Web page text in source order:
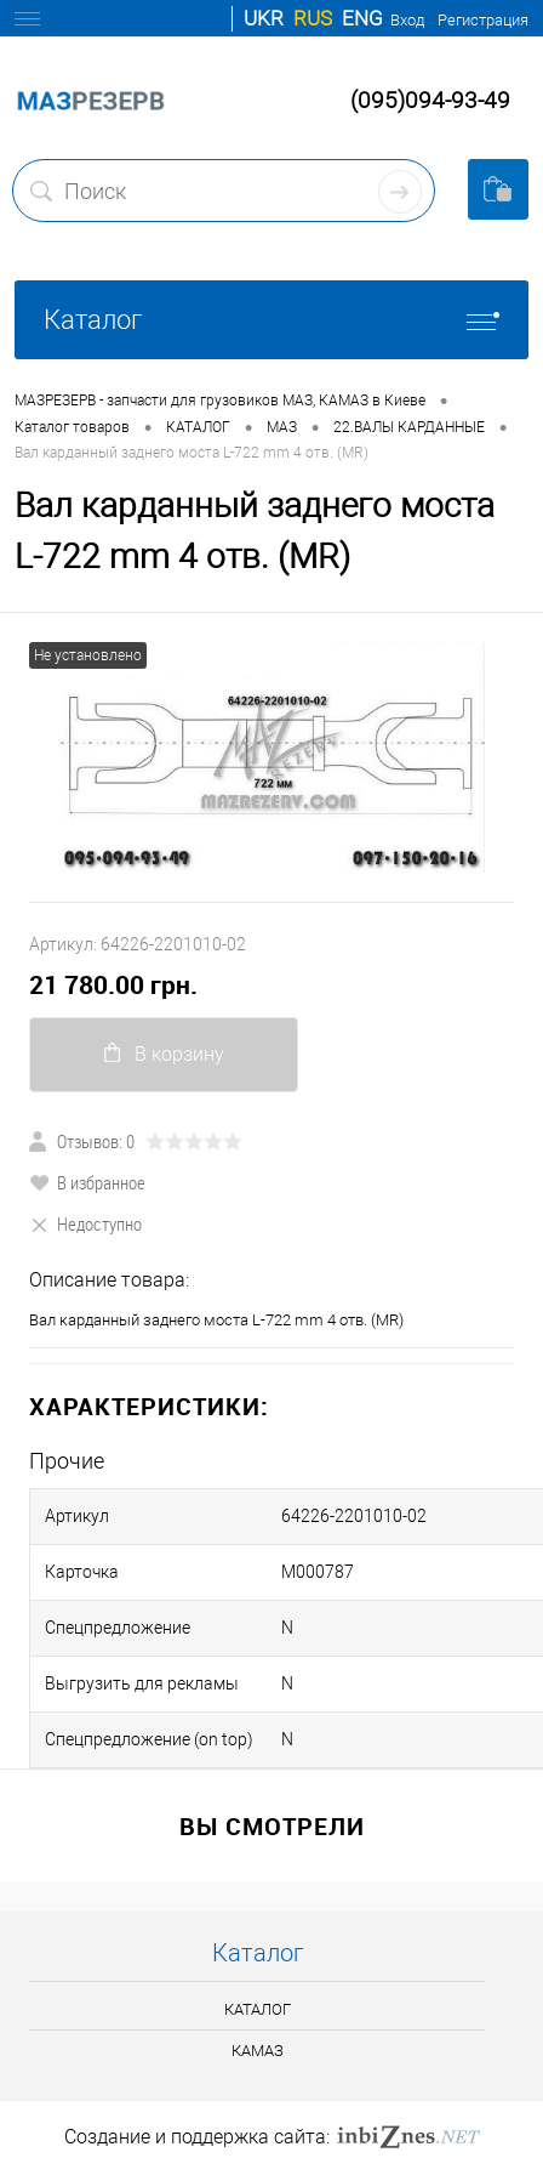
Вход Регистрация
UKR RUS ENG
(095)094-93-49
Каталог
МАЗРЕЗЕРВ - запчасти для грузовиков МАЗ, КАМАЗ в Киеве •
Каталог товаров • КАТАЛОГ • МАЗ • 22.ВАЛЫ КАРДАННЫЕ •
Вал карданный заднего моста L-722 mm 4 отв. (MR)
Вал карданный заднего моста
L-722 mm 4 отв. (MR)
Не установлено
Артикул: 64226-2201010-02
21 780.00 грн.
В корзину
Отзывов: 0
В избранное
Недоступно
Описание товара:
Вал карданный заднего моста L-722 mm 4 отв. (MR)
ХАРАКТЕРИСТИКИ:
Прочие
Артикул 64226-2201010-02
Карточка М000787
Спецпредложение N
Выгрузить для рекламы N
Спецпредложение (on top) N
ВЫ СМОТРЕЛИ
Каталог
КАТАЛОГ
КАМАЗ
Создание и поддержка сайта: